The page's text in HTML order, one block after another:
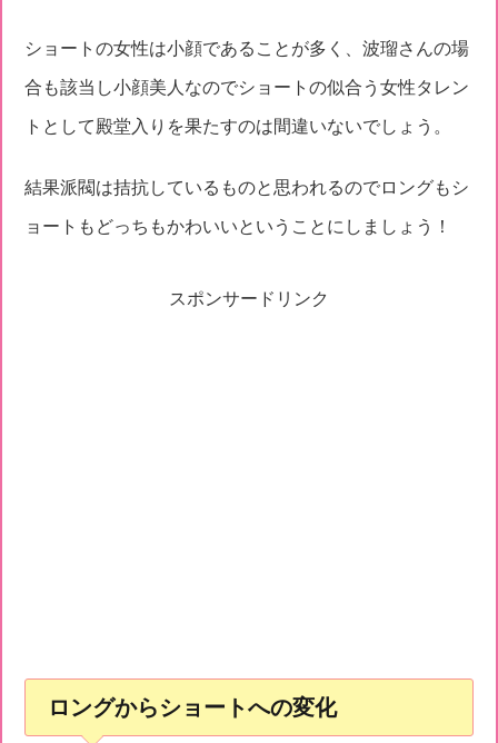
ショートの女性は小顔であることが多く、波瑠さんの場
合も該当し小顔美人なのでショートの似合う女性タレン
トとして殿堂入りを果たすのは間違いないでしょう。
結果派閥は拮抗しているものと思われるのでロングもシ
ョートもどっちもかわいいということにしましょう！
スポンサードリンク
ロングからショートへの変化